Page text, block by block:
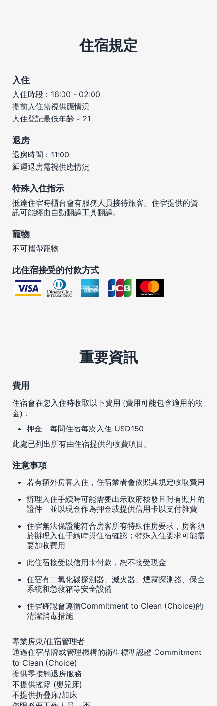
住宿規定
入住
入住時段：16:00 - 02:00
提前入住需視供應情況
入住登記最低年齡 - 21
退房
退房時間：11:00
延遲退房需視供應情況
特殊入住指示
抵達住宿時櫃台會有服務人員接待旅客。住宿提供的資
訊可能經由自動翻譯工具翻譯。
寵物
不可攜帶寵物
此住宿接受的付款方式
重要資訊
費用
住宿會在您入住時收取以下費用 (費用可能包含適用的稅
金)：
押金：每間住宿每次入住 USD150
此處已列出所有由住宿提供的收費項目。
注意事項
若有額外房客入住，住宿業者會依照其規定收取費用
辦理入住手續時可能需要出示政府核發且附有照片的
證件，並以現金作為押金或提供信用卡以支付雜費
住宿無法保證能符合房客所有特殊住房要求，房客須
於辦理入住手續時與住宿確認；特殊入住要求可能需
要加收費用
此住宿接受以信用卡付款，恕不接受現金
住宿有二氧化碳探測器、滅火器、煙霧探測器、保全
系統和急救箱等安全設備
住宿確認會遵循Commitment to Clean (Choice)的
清潔消毒措施
專業房東/住宿管理者
通過住宿品牌或管理機構的衛生標準認證 Commitment
to Clean (Choice)
提供零接觸退房服務
不提供搖籃 (嬰兒床)
不提供折疊床/加床